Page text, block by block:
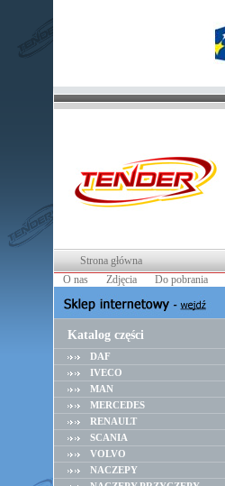
Strona główna
O nas
Zdjęcia Do pobrania
Katalog części
DAF
IVECO
MAN
MERCEDES
RENAULT
SCANIA
VOLVO
NACZEPY